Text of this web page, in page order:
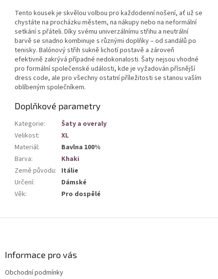
Tento kousek je skvělou volbou pro každodenní nošení, ať už se
chystáte na procházku městem, na nákupy nebo na neformální
setkání s přáteli. Díky svému univerzálnímu střihu a neutrální
barvě se snadno kombinuje s různými doplňky – od sandálů po
tenisky. Balónový střih sukně lichotí postavě a zároveň
efektivně zakrývá případné nedokonalosti. Šaty nejsou vhodné
pro formální společenské události, kde je vyžadován přísnější
dress code, ale pro všechny ostatní příležitosti se stanou vaším
oblíbeným společníkem.
Doplňkové parametry
Kategorie:
Šaty a overaly
Velikost:
XL
Materiál:
Bavlna 100%
Barva:
Khaki
Země původu: Itálie
Určení:
Dámské
Věk: Pro dospělé
Informace pro vás
Obchodní podmínky